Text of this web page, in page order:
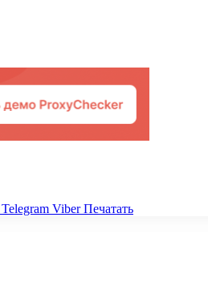
Telegram Viber Печатать